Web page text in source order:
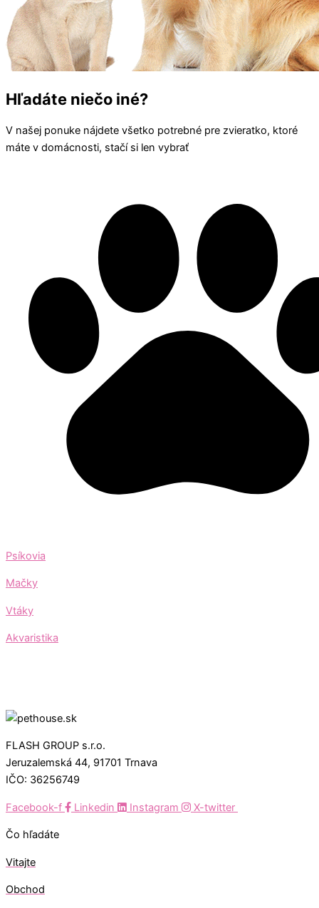
Hľadáte niečo iné?
V našej ponuke nájdete všetko potrebné pre zvieratko, ktoré
máte v domácnosti, stačí si len vybrať
Psíkovia
Mačky
Vtáky
Akvaristika
FLASH GROUP s.r.o.
Jeruzalemská 44, 91701 Trnava
IČO: 36256749
Facebook-f Linkedin Instagram X-twitter
Čo hľadáte
Vitajte
Obchod